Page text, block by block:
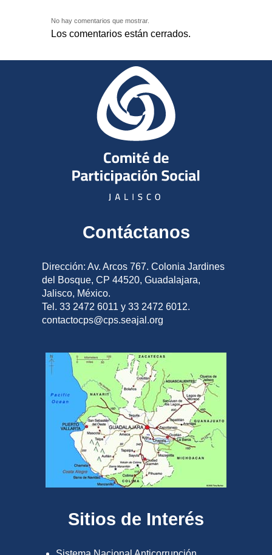
No hay comentarios que mostrar.
Los comentarios están cerrados.
Contáctanos
Dirección: Av. Arcos 767. Colonia Jardines
del Bosque, CP 44520, Guadalajara,
Jalisco, México.
Tel. 33 2472 6011 y 33 2472 6012.
contactocps@cps.seajal.org
Sitios de Interés